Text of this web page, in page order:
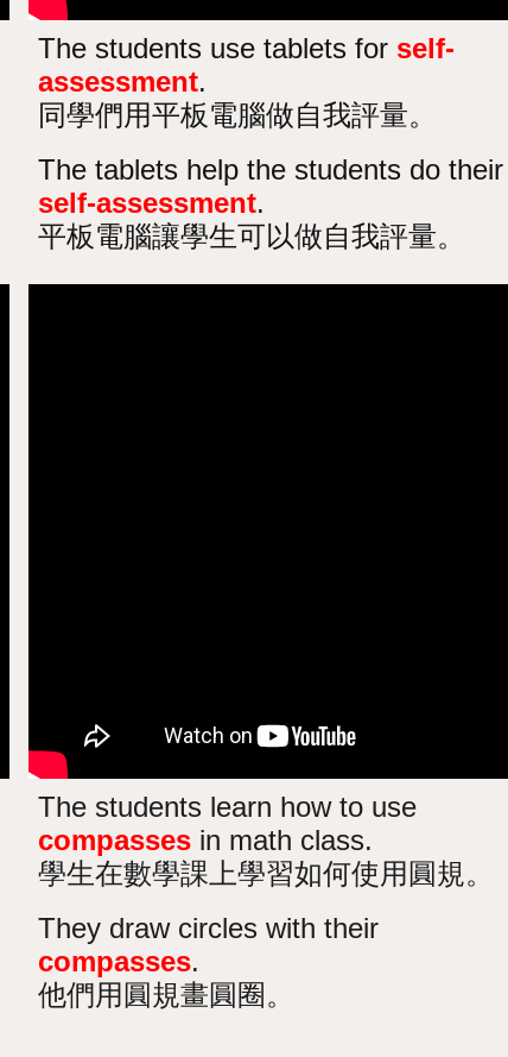
The students use tablets for self-
assessment.
同學們用平板電腦做自我評量。
The tablets help the students do their
self-assessment.
平板電腦讓學生可以做自我評量。
The students learn how to use
compasses in math class.
學生在數學課上學習如何使用圓規。
They draw circles with their
compasses.
他們用圓規畫圓圈。